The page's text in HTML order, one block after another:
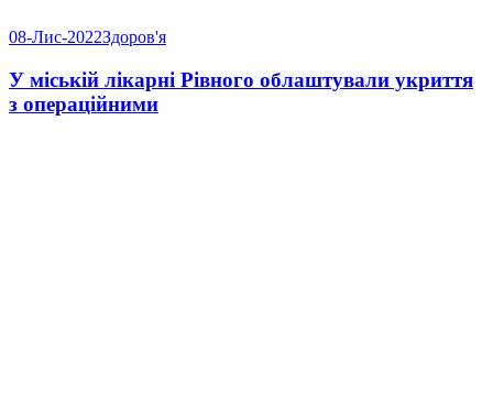
08-Лис-2022Здоров'я
У міській лікарні Рівного облаштували укриття
з операційними